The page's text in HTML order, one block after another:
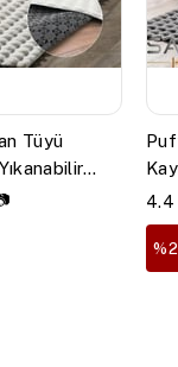
Tüyü
Halı Kilim
4.4